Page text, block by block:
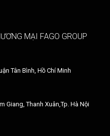
MẠI FAGO GROUP
Tân Bình, Hồ Chí Minh
Giang, Thanh Xuân,Tp. Hà Nội